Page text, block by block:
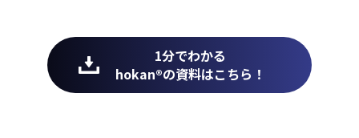
1分でわかる
hokan®︎の資料はこちら！